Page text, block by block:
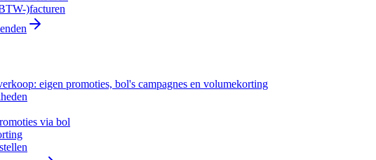
)facturen
eigen promoties, bol's campagnes en volumekorting
via bol